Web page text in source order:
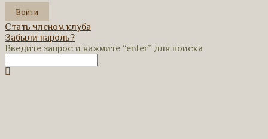
Стать членом клуба
Забыли пароль?
Введите запрос и нажмите “enter” для поиска